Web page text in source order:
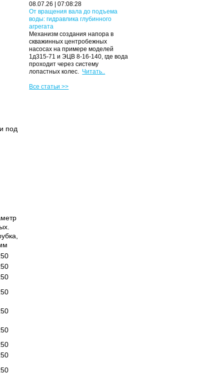
под
08.07.26 | 07:08:28
От вращения вала до подъема
воды: гидравлика глубинного
агрегата
Механизм создания напора в
скважинных центробежных
насосах на примере моделей
1д315-71 и ЭЦВ 8-16-140, где вода
проходит через систему
лопастных колес. Читать..
Все статьи >>